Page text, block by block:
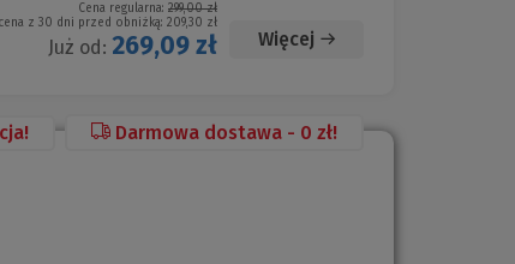
Cena regularna: 299,00 zł
z 30 dni przed obniżką: 209,30 zł
Już od: 269,09 zł Więcej
Darmowa dostawa - 0 zł!